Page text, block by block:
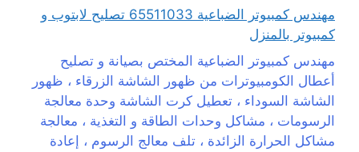
مهندس كمبيوتر الضباعية 65511033 تصليح لابتوب و
كمبيوتر بالمنزل
مهندس كمبيوتر الضباعية المختص بصيانة و تصليح
أعطال الكومبيوترات من ظهور الشاشة الزرقاء ، ظهور
الشاشة السوداء ، تعطيل كرت الشاشة وحدة معالجة
الرسومات ، مشاكل وحدات الطاقة و التغذية ، معالجة
مشاكل الحرارة الزائدة ، تلف معالج الرسوم ، إعادة